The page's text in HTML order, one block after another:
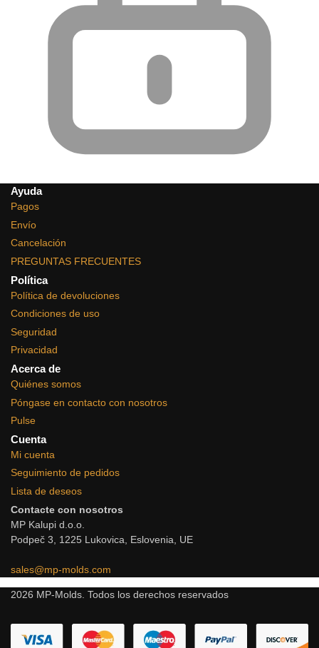
Ayuda
Pagos
Envío
Cancelación
PREGUNTAS FRECUENTES
Política
Política de devoluciones
Condiciones de uso
Seguridad
Privacidad
Acerca de
Quiénes somos
Póngase en contacto con nosotros
Pulse
Cuenta
Mi cuenta
Seguimiento de pedidos
Lista de deseos
Contacte con nosotros
MP Kalupi d.o.o.
Podpeč 3, 1225 Lukovica, Eslovenia, UE
sales@mp-molds.com
2026 MP-Molds. Todos los derechos reservados